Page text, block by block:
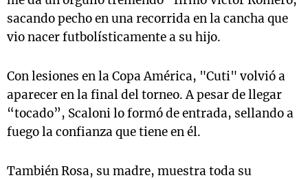
sacando pecho en una recorrida en la cancha que
vio nacer futbolísticamente a su hijo.
Con lesiones en la Copa América, "Cuti" volvió a
aparecer en la final del torneo. A pesar de llegar
“tocado”, Scaloni lo formó de entrada, sellando a
fuego la confianza que tiene en él.
También Rosa, su madre, muestra toda su